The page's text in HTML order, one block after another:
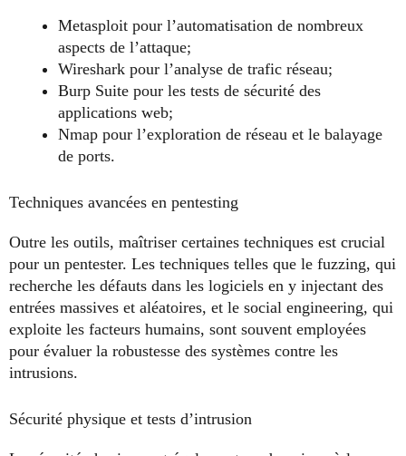
Metasploit pour l’automatisation de nombreux
aspects de l’attaque;
Wireshark pour l’analyse de trafic réseau;
Burp Suite pour les tests de sécurité des
applications web;
Nmap pour l’exploration de réseau et le balayage
de ports.
Techniques avancées en pentesting
Outre les outils, maîtriser certaines techniques est crucial
pour un pentester. Les techniques telles que le fuzzing, qui
recherche les défauts dans les logiciels en y injectant des
entrées massives et aléatoires, et le social engineering, qui
exploite les facteurs humains, sont souvent employées
pour évaluer la robustesse des systèmes contre les
intrusions.
Sécurité physique et tests d’intrusion